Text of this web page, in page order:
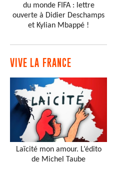
du monde FIFA : lettre
ouverte à Didier Deschamps
et Kylian Mbappé !
VIVE LA FRANCE
Laïcité mon amour. L’édito
de Michel Taube